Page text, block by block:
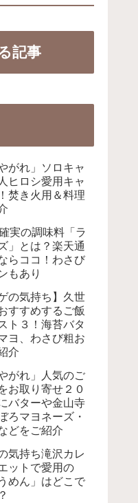
記事
がれ」ソロキャ
ヒロシ愛用キャ
焚き火用＆料理
実の調味料「ラ
」とは？楽天通
らココ！わさび
もあり
の気持ち】久世
すすめするご飯
ト３！海苔バタ
ヨ、わさび粗お
介
がれ」人気のご
お取り寄せ２０
バターや金山寺
ろマヨネーズ・
どをご紹介
気持ち滝沢カレ
ットで愛用の
めん」はどこで